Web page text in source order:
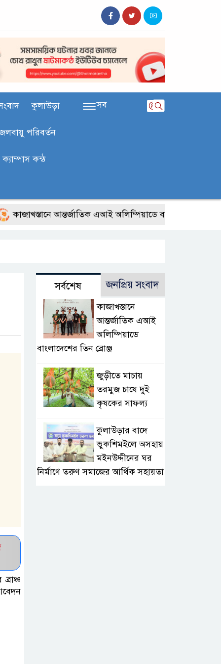
কুলাউড়া
পরিবর্তন
ক‍্যাম্পাস কন্ঠ
সব
আন্তর্জাতিক এআই অলিম্পিয়াডে বাংলাদেশের তিন ব্রোঞ্জ
সর্বশেষ জনপ্রিয় সংবাদ
কাজাখস্তানে
আন্তর্জাতিক এআই
অলিম্পিয়াডে
বাংলাদেশের তিন ব্রোঞ্জ
জুড়ীতে মাচায়
তরমুজ চাষে দুই
কৃষকের সাফল্য
কুলাউড়ার বাদে
ভুকশিমইলে অসহায়
মইনউদ্দীনের ঘর
নির্মাণে তরুণ সমাজের আর্থিক সহায়তা